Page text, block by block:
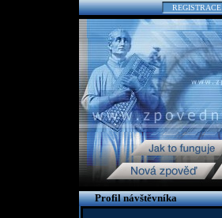
REGISTRACE
Profil návštěvníka